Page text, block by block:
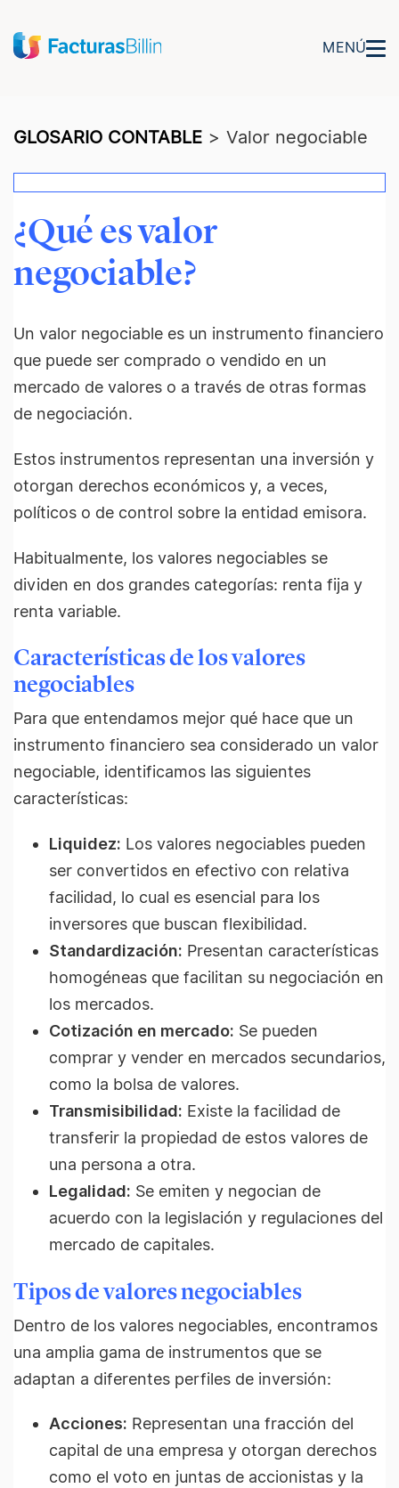
MENÚ
GLOSARIO CONTABLE > Valor negociable
¿Qué es valor
negociable?
Un valor negociable es un instrumento financiero
que puede ser comprado o vendido en un
mercado de valores o a través de otras formas
de negociación.
Estos instrumentos representan una inversión y
otorgan derechos económicos y, a veces,
políticos o de control sobre la entidad emisora.
Habitualmente, los valores negociables se
dividen en dos grandes categorías: renta fija y
renta variable.
Características de los valores
negociables
Para que entendamos mejor qué hace que un
instrumento financiero sea considerado un valor
negociable, identificamos las siguientes
características:
Liquidez: Los valores negociables pueden
ser convertidos en efectivo con relativa
facilidad, lo cual es esencial para los
inversores que buscan flexibilidad.
Standardización: Presentan características
homogéneas que facilitan su negociación en
los mercados.
Cotización en mercado: Se pueden
comprar y vender en mercados secundarios,
como la bolsa de valores.
Transmisibilidad: Existe la facilidad de
transferir la propiedad de estos valores de
una persona a otra.
Legalidad: Se emiten y negocian de
acuerdo con la legislación y regulaciones del
mercado de capitales.
Tipos de valores negociables
Dentro de los valores negociables, encontramos
una amplia gama de instrumentos que se
adaptan a diferentes perfiles de inversión:
Acciones: Representan una fracción del
capital de una empresa y otorgan derechos
como el voto en juntas de accionistas y la